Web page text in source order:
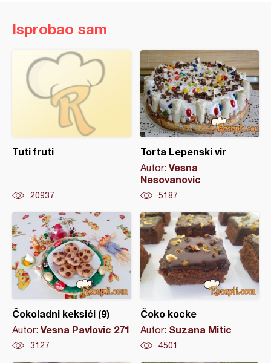
Isprobao sam
Tuti fruti
20937
Torta Lepenski vir
Autor: Vesna
Nesovanovic
5187
Čokoladni keksići (9)
Autor: Vesna Pavlovic 271
3127
Čoko kocke
Autor: Suzana Mitic
4501